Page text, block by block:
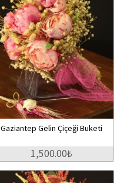
Gaziantep Gelin Çiçeği Buketi
1,500.00₺